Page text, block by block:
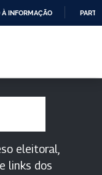
À INFORMAÇÃO
eleitoral,
links dos